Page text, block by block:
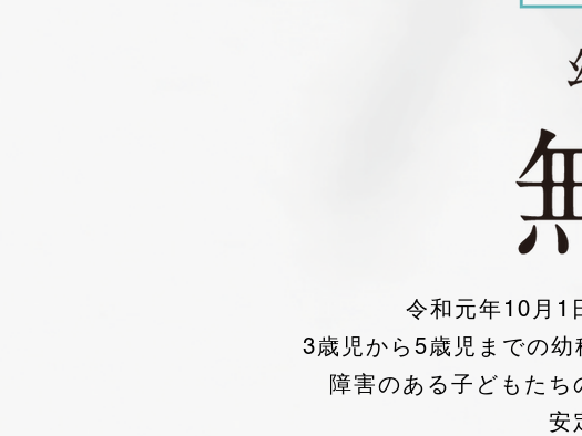
令和元年10月1
3歳児から5歳児までの幼
障害のある子どもたち
安